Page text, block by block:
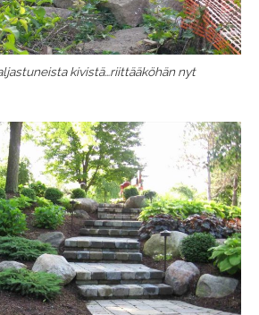
kivistä…riittääköhän nyt